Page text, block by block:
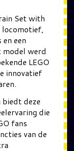
Set with
locomotief,
een
werd
LEGO
innovatief
deze
die
fans
van de